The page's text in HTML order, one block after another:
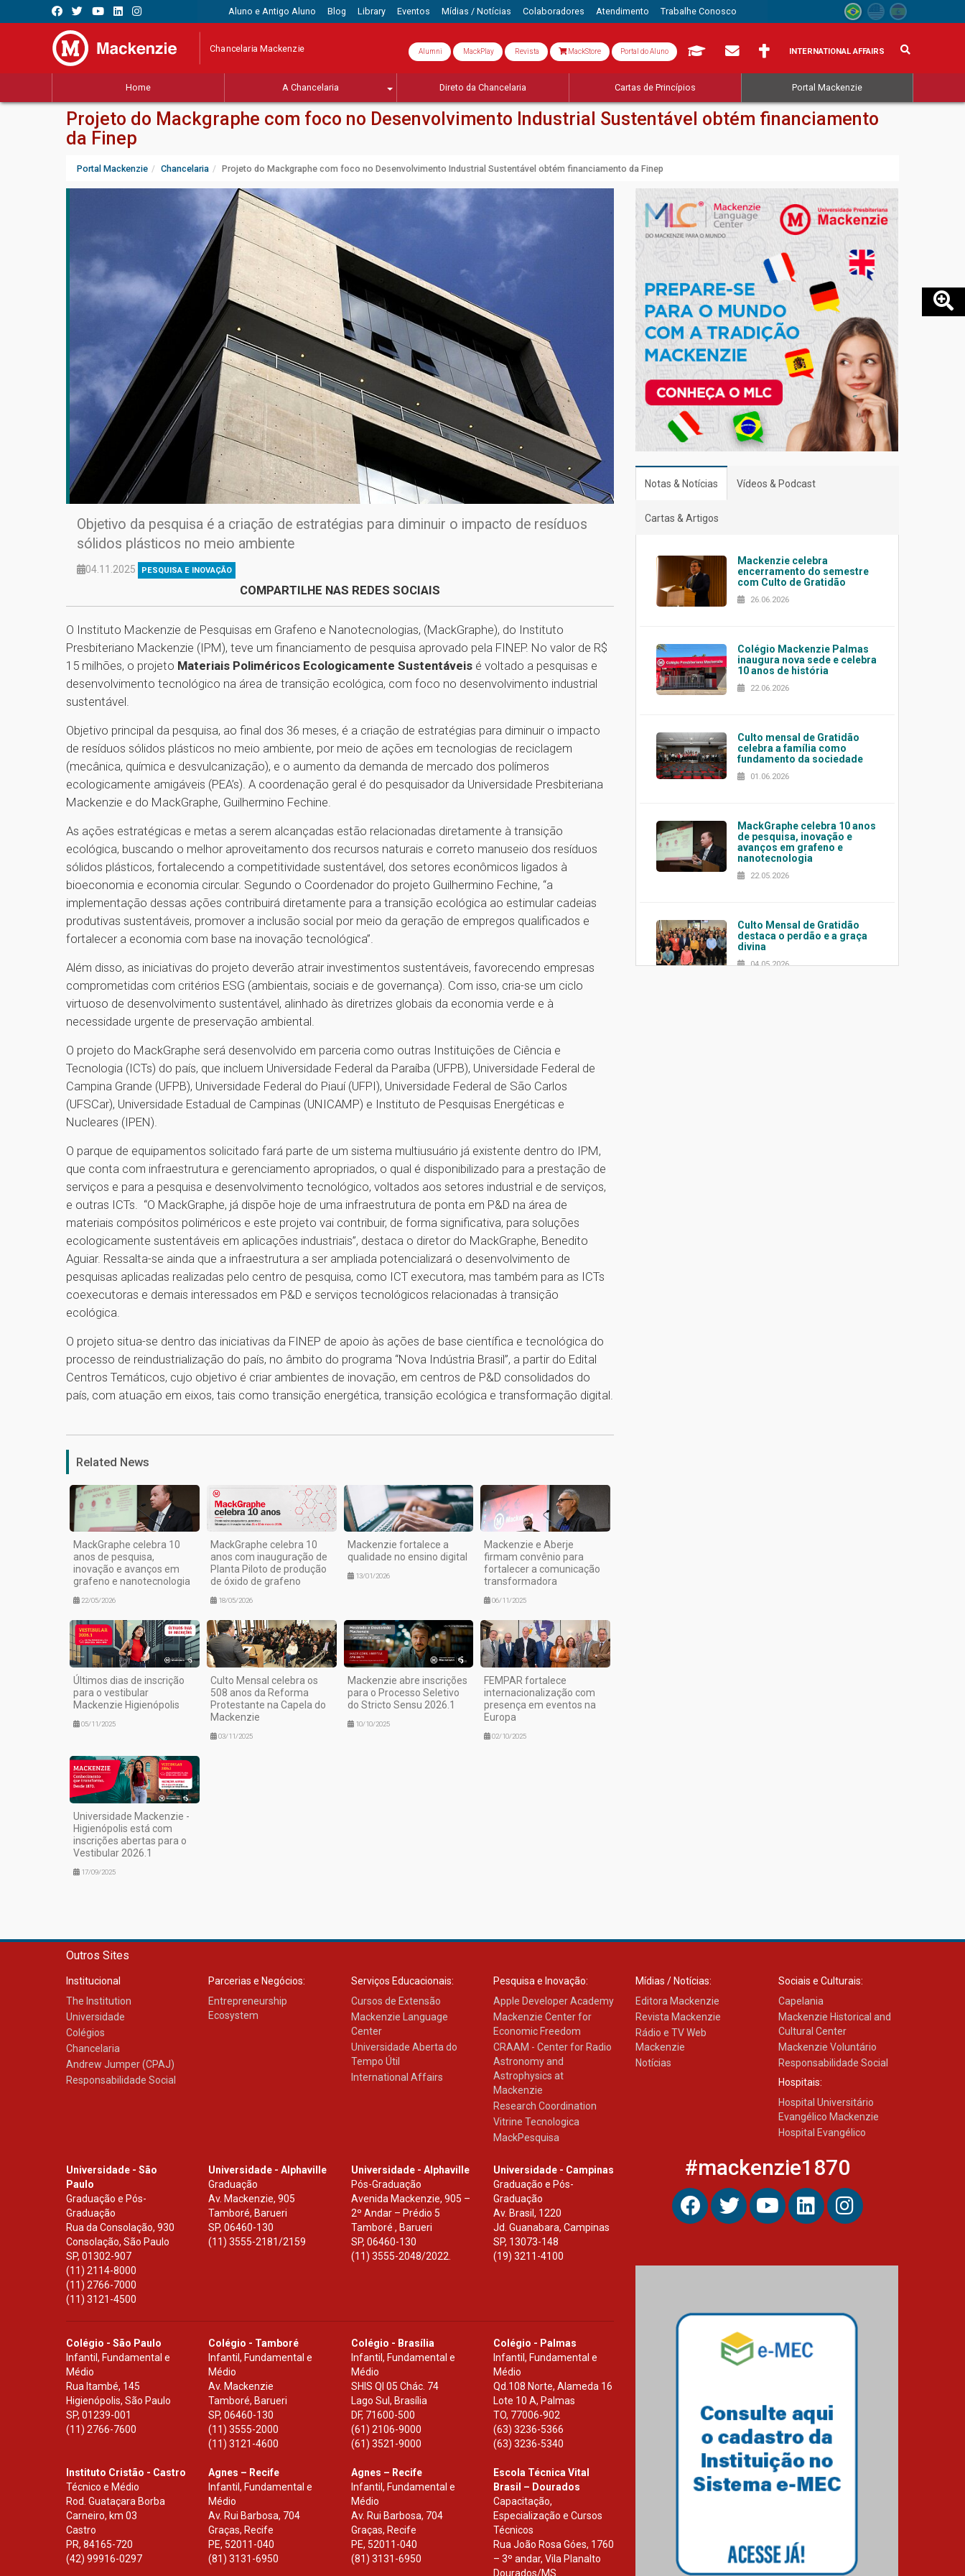
Aluno e Antigo Aluno Blog Library Eventos Mídias / Notícias Colaboradores Atendimento Trabalhe Conosco
Chancelaria Mackenzie Alumni MackPlay Revista MackStore Portal do Aluno INTERNATIONAL AFFAIRS
Home A Chancelaria Direto da Chancelaria Cartas de Princípios Portal Mackenzie
Projeto do Mackgraphe com foco no Desenvolvimento Industrial Sustentável obtém financiamento
da Finep
Portal Mackenzie Chancelaria Projeto do Mackgraphe com foco no Desenvolvimento Industrial Sustentável obtém financiamento da Finep
Objetivo da pesquisa é a criação de estratégias para diminuir o impacto de resíduos
sólidos plásticos no meio ambiente
04.11.2025 PESQUISA E INOVAÇÃO
COMPARTILHE NAS REDES SOCIAIS
O Instituto Mackenzie de Pesquisas em Grafeno e Nanotecnologias, (MackGraphe), do Instituto
Presbiteriano Mackenzie (IPM), teve um financiamento de pesquisa aprovado pela FINEP. No valor de R$
15 milhões, o projeto Materiais Poliméricos Ecologicamente Sustentáveis é voltado a pesquisas e
desenvolvimento tecnológico na área de transição ecológica, com foco no desenvolvimento industrial
sustentável.
Objetivo principal da pesquisa, ao final dos 36 meses, é a criação de estratégias para diminuir o impacto
de resíduos sólidos plásticos no meio ambiente, por meio de ações em tecnologias de reciclagem
(mecânica, química e desvulcanização), e o aumento da demanda de mercado dos polímeros
ecologicamente amigáveis (PEA’s). A coordenação geral é do pesquisador da Universidade Presbiteriana
Mackenzie e do MackGraphe, Guilhermino Fechine.
As ações estratégicas e metas a serem alcançadas estão relacionadas diretamente à transição
ecológica, buscando o melhor aproveitamento dos recursos naturais e correto manuseio dos resíduos
sólidos plásticos, fortalecendo a competitividade sustentável, dos setores econômicos ligados à
bioeconomia e economia circular. Segundo o Coordenador do projeto Guilhermino Fechine, “a
implementação dessas ações contribuirá diretamente para a transição ecológica ao estimular cadeias
produtivas sustentáveis, promover a inclusão social por meio da geração de empregos qualificados e
fortalecer a economia com base na inovação tecnológica”.
Além disso, as iniciativas do projeto deverão atrair investimentos sustentáveis, favorecendo empresas
comprometidas com critérios ESG (ambientais, sociais e de governança). Com isso, cria-se um ciclo
virtuoso de desenvolvimento sustentável, alinhado às diretrizes globais da economia verde e à
necessidade urgente de preservação ambiental.
O projeto do MackGraphe será desenvolvido em parceria como outras Instituições de Ciência e
Tecnologia (ICTs) do país, que incluem Universidade Federal da Paraíba (UFPB), Universidade Federal de
Campina Grande (UFPB), Universidade Federal do Piauí (UFPI), Universidade Federal de São Carlos
(UFSCar), Universidade Estadual de Campinas (UNICAMP) e Instituto de Pesquisas Energéticas e
Nucleares (IPEN).
O parque de equipamentos solicitado fará parte de um sistema multiusuário já existente dentro do IPM,
que conta com infraestrutura e gerenciamento apropriados, o qual é disponibilizado para a prestação de
serviços e para a pesquisa e desenvolvimento tecnológico, voltados aos setores industrial e de serviços,
e outras ICTs. “O MackGraphe, já dispõe hoje de uma infraestrutura de ponta em P&D na área de
materiais compósitos poliméricos e este projeto vai contribuir, de forma significativa, para soluções
ecologicamente sustentáveis em aplicações industriais”, destaca o diretor do MackGraphe, Benedito
Aguiar. Ressalta-se ainda que a infraestrutura a ser ampliada potencializará o desenvolvimento de
pesquisas aplicadas realizadas pelo centro de pesquisa, como ICT executora, mas também para as ICTs
coexecutoras e demais interessados em P&D e serviços tecnológicos relacionadas à transição
ecológica.
O projeto situa-se dentro das iniciativas da FINEP de apoio às ações de base científica e tecnológica do
processo de reindustrialização do país, no âmbito do programa “Nova Indústria Brasil”, a partir do Edital
Centros Temáticos, cujo objetivo é criar ambientes de inovação, em centros de P&D consolidados do
país, com atuação em eixos, tais como transição energética, transição ecológica e transformação digital.
1
Related News
MackGraphe celebra 10
anos de pesquisa,
inovação e avanços em
grafeno e nanotecnologia
22/05/2026
MackGraphe celebra 10
anos com inauguração de
Planta Piloto de produção
de óxido de grafeno
18/05/2026
Mackenzie fortalece a
qualidade no ensino digital
13/01/2026
Mackenzie e Aberje
firmam convênio para
fortalecer a comunicação
transformadora
06/11/2025
Últimos dias de inscrição
para o vestibular
Mackenzie Higienópolis
05/11/2025
Culto Mensal celebra os
508 anos da Reforma
Protestante na Capela do
Mackenzie
03/11/2025
Mackenzie abre inscrições
para o Processo Seletivo
do Stricto Sensu 2026.1
10/10/2025
FEMPAR fortalece
internacionalização com
presença em eventos na
Europa
02/10/2025
Universidade Mackenzie -
Higienópolis está com
inscrições abertas para o
Vestibular 2026.1
17/09/2025
Notas & Notícias Vídeos & Podcast
Cartas & Artigos
Mackenzie celebra
encerramento do semestre
com Culto de Gratidão
26.06.2026
Colégio Mackenzie Palmas
inaugura nova sede e celebra
10 anos de história
22.06.2026
Culto mensal de Gratidão
celebra a família como
fundamento da sociedade
01.06.2026
MackGraphe celebra 10 anos
de pesquisa, inovação e
avanços em grafeno e
nanotecnologia
22.05.2026
Culto Mensal de Gratidão
destaca o perdão e a graça
divina
04.05.2026
Outros Sites
Institucional
The Institution
Universidade
Colégios
Chancelaria
Andrew Jumper (CPAJ)
Responsabilidade Social
Parcerias e Negócios:
Entrepreneurship
Ecosystem
Serviços Educacionais:
Cursos de Extensão
Mackenzie Language
Center
Universidade Aberta do
Tempo Útil
International Affairs
Pesquisa e Inovação:
Apple Developer Academy
Mackenzie Center for
Economic Freedom
CRAAM - Center for Radio
Astronomy and
Astrophysics at
Mackenzie
Research Coordination
Vitrine Tecnologica
MackPesquisa
Mídias / Notícias:
Editora Mackenzie
Revista Mackenzie
Rádio e TV Web
Mackenzie
Notícias
Sociais e Culturais:
Capelania
Mackenzie Historical and
Cultural Center
Mackenzie Voluntário
Responsabilidade Social
Hospitais:
Hospital Universitário
Evangélico Mackenzie
Hospital Evangélico
Universidade - São
Paulo
Graduação e Pós-
Graduação
Rua da Consolação, 930
Consolação, São Paulo
SP, 01302-907
(11) 2114-8000
(11) 2766-7000
(11) 3121-4500
Universidade - Alphaville
Graduação
Av. Mackenzie, 905
Tamboré, Barueri
SP,06460-130
(11) 3555-2181/2159
Universidade - Alphaville
Pós-Graduação
Avenida Mackenzie, 905 –
2º Andar – Prédio 5
Tamboré , Barueri
SP, 06460-130
(11) 3555-2048/2022.
Universidade - Campinas
Graduação e Pós-
Graduação
Av. Brasil, 1220
Jd. Guanabara, Campinas
SP, 13073-148
(19) 3211-4100
Colégio - São Paulo
Infantil, Fundamental e
Médio
Rua Itambé, 145
Higienópolis, São Paulo
SP, 01239-001
(11) 2766-7600
Colégio - Tamboré
Infantil, Fundamental e
Médio
Av. Mackenzie
Tamboré, Barueri
SP,06460-130
(11) 3555-2000
(11) 3121-4600
Colégio - Brasília
Infantil, Fundamental e
Médio
SHIS Ql 05 Chác. 74
Lago Sul, Brasília
DF, 71600-500
(61) 2106-9000
(61) 3521-9000
Colégio - Palmas
Infantil, Fundamental e
Médio
Qd.108 Norte, Alameda 16
Lote 10 A, Palmas
TO, 77006-902
(63) 3236-5366
(63) 3236-5340
Instituto Cristão - Castro
Técnico e Médio
Rod. Guataçara Borba
Carneiro, km 03
Castro
PR, 84165-720
(42) 99916-0297
Agnes – Recife
Infantil, Fundamental e
Médio
Av. Rui Barbosa, 704
Graças, Recife
PE, 52011-040
(81) 3131-6950
Agnes – Recife
Infantil, Fundamental e
Médio
Av. Rui Barbosa, 704
Graças, Recife
PE, 52011-040
(81) 3131-6950
Escola Técnica Vital
Brasil – Dourados
Capacitação,
Especialização e Cursos
Técnicos
Rua João Rosa Góes, 1760
– 3º andar, Vila Planalto
Dourados/MS
#mackenzie1870